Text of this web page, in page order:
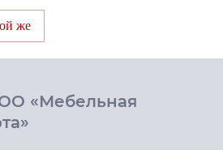
же
«Мебельная